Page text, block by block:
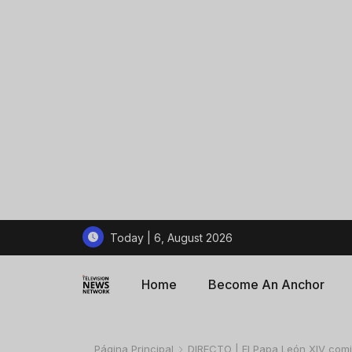
Today | 6, August 2026
Home Become An Anchor
Página Principal DIRECTO | El Papa León XIV